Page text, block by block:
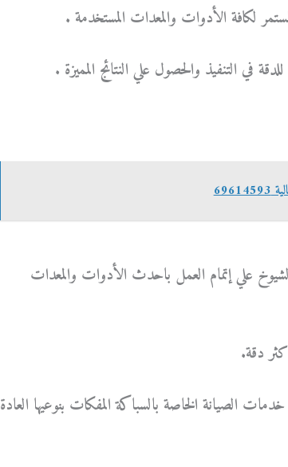
لكافة الأدوات والمعدات المستخدمة .
في التنفيذ والحصول علي النتائج المميزة .
علي إتمام العمل باحدث الأدوات والمعدات
دقة.
الصيانة الخاصة بالسباكة المفكات بنوعيها العادة